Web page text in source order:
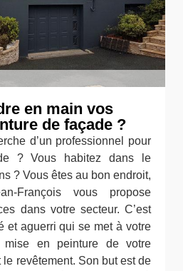
en main vos
de façade ?
d’un professionnel pour
? Vous habitez dans le
? Vous êtes au bon endroit,
François vous propose
dans votre secteur. C’est
et aguerri qui se met à votre
en peinture de votre
revêtement. Son but est de